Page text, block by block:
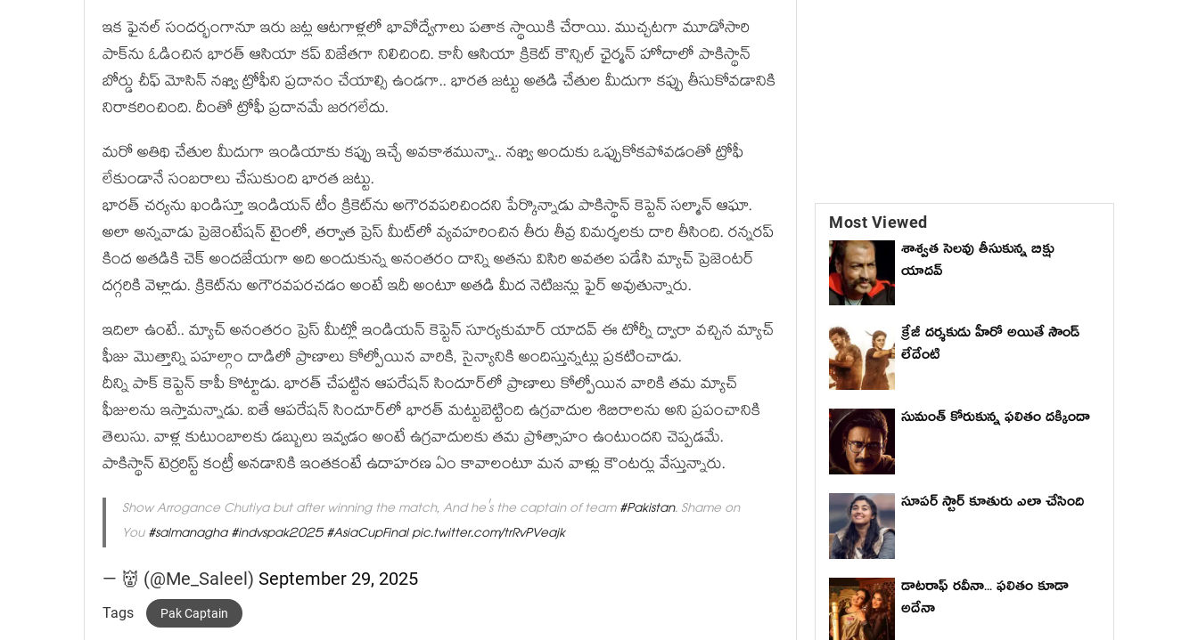
ఇక ఫైనల్ సందర్భంగానూ ఇరు జట్ల ఆటగాళ్లలో భావోద్వేగాలు పతాక స్థాయికి చేరాయి. ముచ్చటగా మూడోసారి
పాక్‌ను ఓడించిన భారత్ ఆసియా కప్ విజేతగా నిలిచింది. కానీ ఆసియా క్రికెట్ కౌన్సిల్ ఛైర్మన్ హోదాలో పాకిస్థాన్
బోర్డు చీఫ్ మోసిన్ నఖ్వి ట్రోఫీని ప్రదానం చేయాల్సి ఉండగా.. భారత జట్టు అతడి చేతుల మీదుగా కప్పు తీసుకోవడానికి
నిరాకరించింది. దీంతో ట్రోఫీ ప్రదానమే జరగలేదు.
మరో అతిథి చేతుల మీదుగా ఇండియాకు కప్పు ఇచ్చే అవకాశమున్నా.. నఖ్వి అందుకు ఒప్పుకోకపోవడంతో ట్రోఫీ
లేకుండానే సంబరాలు చేసుకుంది భారత జట్టు.
భారత్ చర్యను ఖండిస్తూ ఇండియన్ టీం క్రికెట్‌ను అగౌరవపరిచిందని పేర్కొన్నాడు పాకిస్థాన్ కెప్టెన్ సల్మాన్ ఆఘా.
అలా అన్నవాడు ప్రెజెంటేషన్ టైంలో, తర్వాత ప్రెస్ మీట్‌లో వ్యవహరించిన తీరు తీవ్ర విమర్శలకు దారి తీసింది. రన్నరప్
కింద అతడికి చెక్ అందజేయగా అది అందుకున్న అనంతరం దాన్ని అతను విసిరి అవతల పడేసి మ్యాచ్ ప్రెజెంటర్
దగ్గరికి వెళ్లాడు. క్రికెట్‌ను అగౌరవపరచడం అంటే ఇదీ అంటూ అతడి మీద నెటిజన్లు ఫైర్ అవుతున్నారు.
ఇదిలా ఉంటే.. మ్యాచ్ అనంతరం ప్రెస్ మీట్లో ఇండియన్ కెప్టెన్ సూర్యకుమార్ యాదవ్ ఈ టోర్నీ ద్వారా వచ్చిన మ్యాచ్
ఫీజు మొత్తాన్ని పహల్గాం దాడిలో ప్రాణాలు కోల్పోయిన వారికి, సైన్యానికి అందిస్తున్నట్లు ప్రకటించాడు.
దీన్ని పాక్ కెప్టెన్ కాపీ కొట్టాడు. భారత్ చేపట్టిన ఆపరేషన్ సిందూర్‌లో ప్రాణాలు కోల్పోయిన వారికి తమ మ్యాచ్
ఫీజులను ఇస్తామన్నాడు. ఐతే ఆపరేషన్ సిందూర్‌లో భారత్ మట్టుబెట్టింది ఉగ్రవాదుల శిబిరాలను అని ప్రపంచానికి
తెలుసు. వాళ్ల కుటుంబాలకు డబ్బులు ఇవ్వడం అంటే ఉగ్రవాదులకు తమ ప్రోత్సాహం ఉంటుందని చెప్పడమే.
పాకిస్థాన్ టెర్రరిస్ట్ కంట్రీ అనడానికి ఇంతకంటే ఉదాహరణ ఏం కావాలంటూ మన వాళ్లు కౌంటర్లు వేస్తున్నారు.
Show Arrogance Chutiya but after winning the match, And he's the captain of team#Pakistan. Shame on
You#salmanagha#indvspak2025#AsiaCupFinalpic.twitter.com/trRvPVeajk
— 👹 (@Me_Saleel) September 29, 2025
Tags Pak Captain
Most Viewed
శాశ్వత సెలవు తీసుకున్న బిక్షు
యాదవ్
క్రేజీ దర్శకుడు హీరో అయితే సౌండ్
లేదేంటి
సుమంత్ కోరుకున్న ఫలితం దక్కిందా
సూపర్ స్టార్ కూతురు ఎలా చేసింది
డాటరాఫ్ రవీనా... ఫలితం కూడా
అదేనా